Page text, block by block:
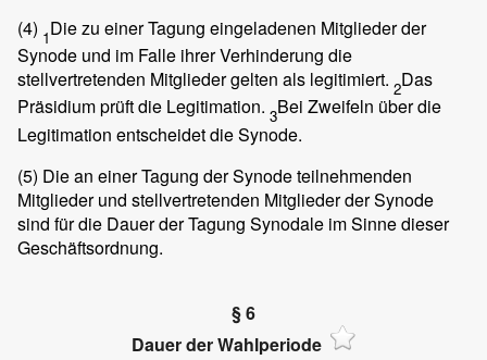
(4) 1Die zu einer Tagung eingeladenen Mitglieder der
Synode und im Falle ihrer Verhinderung die
stellvertretenden Mitglieder gelten als legitimiert. 2Das
Präsidium prüft die Legitimation. 3Bei Zweifeln über die
Legitimation entscheidet die Synode.
(5) Die an einer Tagung der Synode teilnehmenden
Mitglieder und stellvertretenden Mitglieder der Synode
sind für die Dauer der Tagung Synodale im Sinne dieser
Geschäftsordnung.
§ 6
Dauer der Wahlperiode